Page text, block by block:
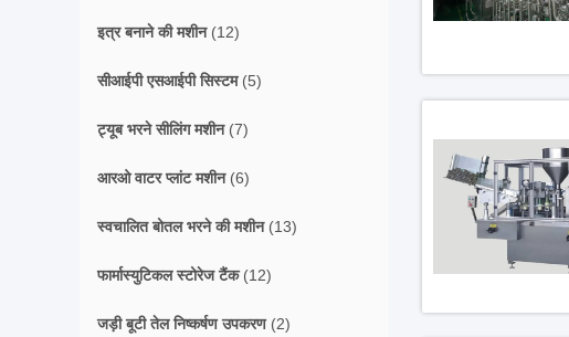
इत्र बनाने की मशीन(12)
सीआईपी एसआईपी सिस्टम(5)
ट्यूब भरने सीलिंग मशीन(7)
आरओ वाटर प्लांट मशीन(6)
स्वचालित बोतल भरने की मशीन(13)
फार्मास्युटिकल स्टोरेज टैंक(12)
जड़ी बूटी तेल निष्कर्षण उपकरण(2)